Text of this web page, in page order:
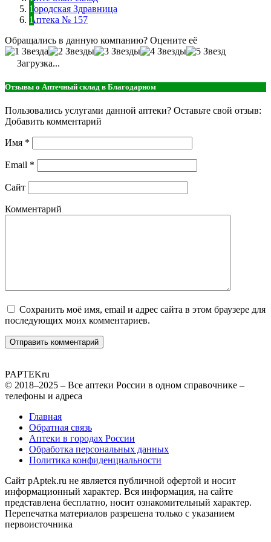
Городская Здравница
Аптека № 157
Обращались в данную компанию? Оцените её
Загрузка...
Отзывы о Аптечный склад в Благодарном
Пользовались услугами данной аптеки? Оставьте свой отзыв:
Добавить комментарий
Имя *
Email *
Сайт
Комментарий
Сохранить моё имя, email и адрес сайта в этом браузере для
последующих моих комментариев.
PAPTEKru
© 2018–2025 – Все аптеки России в одном справочнике –
телефоны и адреса
Главная
Обратная связь
Аптеки в городах России
Обработка персональных данных
Политика конфиденциальности
Сайт pAptek.ru не является публичной офертой и носит
информационный характер. Вся информация, на сайте
представлена бесплатно, носит ознакомительный характер.
Перепечатка материалов разрешена только с указанием
первоисточника